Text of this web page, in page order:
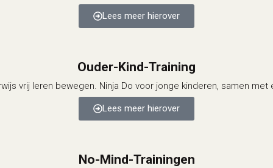
Lees meer hierover
Ouder-Kind-Training
vrij leren bewegen. Ninja Do voor jonge kinderen, samen met
Lees meer hierover
No-Mind-Trainingen